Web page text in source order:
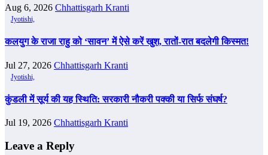
Aug 6, 2026 Chhattisgarh Kranti
Jyotishi,
कलयुग के राजा राहु को ‘सावन’ में ऐसे करें खुश, रातों-रात बदलेगी किस्मत!
Jul 27, 2026 Chhattisgarh Kranti
Jyotishi,
कुंडली में सूर्य की यह स्थिति: सरकारी नौकरी पक्की या सिर्फ संघर्ष?
Jul 19, 2026 Chhattisgarh Kranti
Leave a Reply